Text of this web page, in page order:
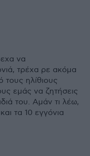
να
τρέχα ρε ακόμα
τους ηλίθιους
εμάς να ζητήσεις
του. Αμάν τι λέω,
τα 10 εγγόνια